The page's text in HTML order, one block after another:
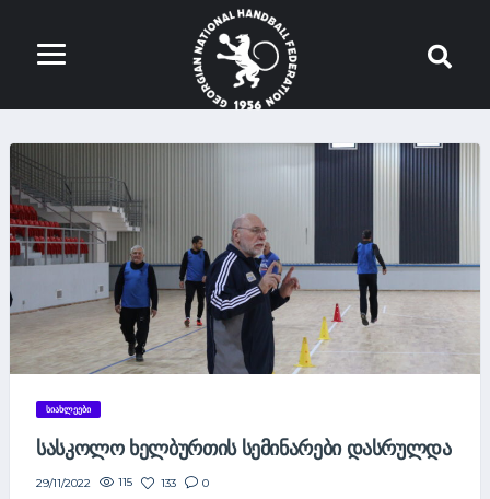
ᲡᲘᲐᲮᲚᲔᲔᲑᲘ
ᲡᲐᲡᲙᲝᲚᲝ ᲮᲔᲚᲑᲣᲠᲗᲘᲡ ᲡᲔᲛᲘᲜᲐᲠᲔᲑᲘ ᲓᲐᲡᲠᲣᲚᲓᲐ
29/11/2022 115 133 0